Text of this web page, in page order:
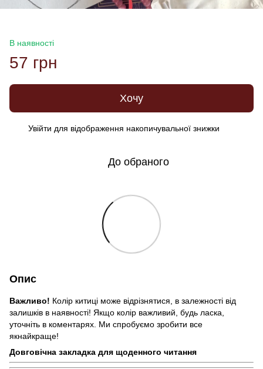
В наявності
57 грн
Хочу
Увійти для відображення накопичувальної знижки
До обраного
Опис
Важливо! Колір китиці може відрізнятися, в залежності від
залишків в наявності! Якщо колір важливий, будь ласка,
уточніть в коментарях. Ми спробуємо зробити все
якнайкраще!
Довговічна закладка для щоденного читання